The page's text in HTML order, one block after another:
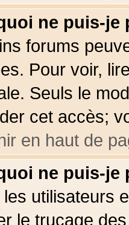
ne puis-je
forums
Pour voir,
Seuls le
cet accès;
en haut de
ne puis-je
les utilisateurs
le trucage